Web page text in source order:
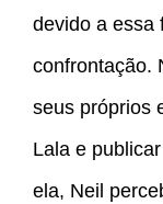
devido a essa
confrontação.
seus próprios
Lala e
ela, Neil